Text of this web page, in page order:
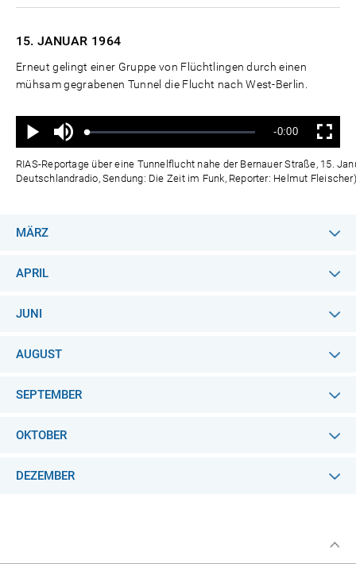
15. JANUAR 1964
Erneut gelingt einer Gruppe von Flüchtlingen durch einen
mühsam gegrabenen Tunnel die Flucht nach West-Berlin.
Wiedergabe
Ton
aus
Geladen:
Status:
Verbleibende
Zeit
-0:00 Vollbild
RIAS-Reportage über eine Tunnelflucht nahe der Bernauer Straße, 15.
Deutschlandradio, Sendung: Die Zeit im Funk, Reporter: Helmut Fleischer)
MÄRZ
APRIL
JUNI
AUGUST
SEPTEMBER
OKTOBER
DEZEMBER